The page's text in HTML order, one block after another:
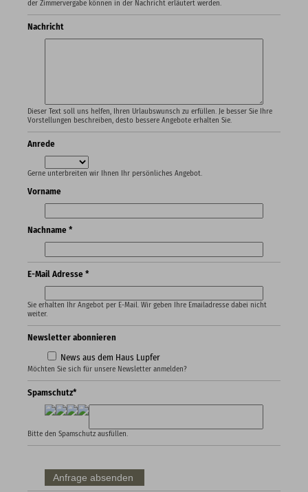
der Zimmervergabe können in der Nachricht erläutert werden.
Nachricht
Dieser Text soll uns helfen, Ihren Urlaubswunsch zu erfüllen. Je besser Sie Ihre
Vorstellungen beschreiben, desto bessere Angebote erhalten Sie.
Anrede
Gerne unterbreiten wir Ihnen Ihr persönliches Angebot.
Vorname
Nachname *
E-Mail Adresse *
Sie erhalten Ihr Angebot per E-Mail. Wir geben Ihre Emailadresse dabei nicht
weiter.
Newsletter abonnieren
News aus dem Haus Lupfer
Möchten Sie sich für unsere Newsletter anmelden?
Spamschutz*
Bitte den Spamschutz ausfüllen.